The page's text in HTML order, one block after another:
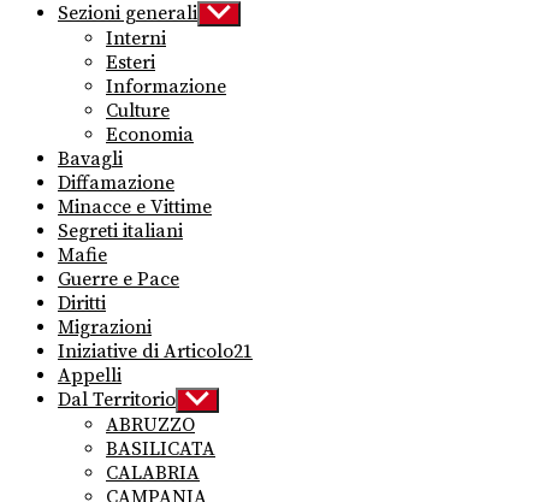
Sezioni generali Show
sub
Interni
Esteri
Informazione
Culture
Economia
Bavagli
Diffamazione
Minacce e Vittime
Segreti italiani
Mafie
Guerre e Pace
Diritti
Migrazioni
Iniziative di Articolo21
Appelli
Dal Territorio Show
sub
menu
ABRUZZO
BASILICATA
CALABRIA